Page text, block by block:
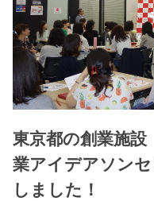
東京都の創業施
業アイデアソン
しました！